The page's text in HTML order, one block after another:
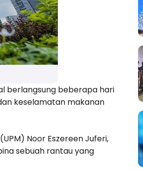
berlangsung beberapa hari
keselamatan makanan
Noor Eszereen Juferi,
sebuah rantau yang